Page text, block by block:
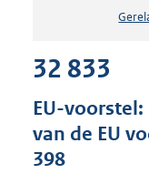
32 833
EU-
van de EU
398